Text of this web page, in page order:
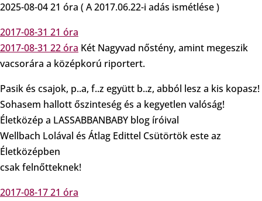
2025-08-04 21 óra ( A 2017.06.22-i adás ismétlése )
2017-08-31 21 óra
2017-08-31 22 óra Két Nagyvad nőstény, amint megeszik
vacsorára a középkorú riportert.
Pasik és csajok, p..a, f..z együtt b..z, abból lesz a kis kopasz!
Sohasem hallott őszinteség és a kegyetlen valóság!
Életközép a LASSABBANBABY blog íróival
Wellbach Lolával és Átlag Edittel Csütörtök este az
Életközépben
csak felnőtteknek!
2017-08-17 21 óra